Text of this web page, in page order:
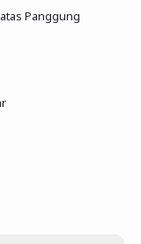
Panggung